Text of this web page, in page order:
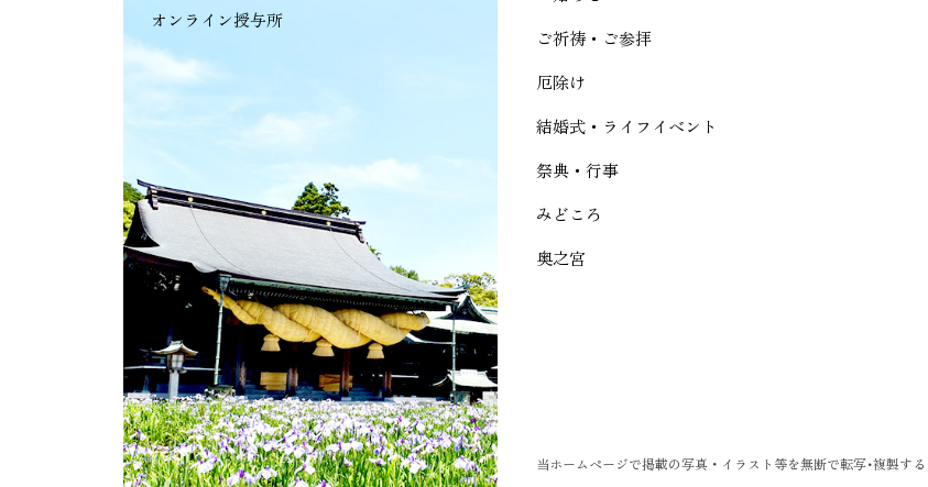
ご祈祷・ご参拝
厄除け
結婚式・ライフイベント
祭典・行事
みどころ
奥之宮
オンライン授与所
当ホームページで掲載の写真・イラスト等を無断で転写･複製する